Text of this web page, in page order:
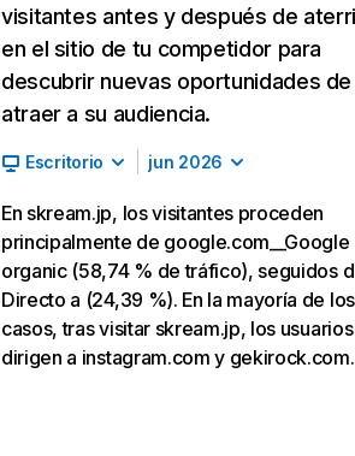
visitantes antes y después de
en el sitio de tu competidor para
descubrir nuevas oportunidades de
atraer a su audiencia.
Escritorio jun 2026
En skream.jp, los visitantes proceden
principalmente de google.com__Google
organic (58,74 % de tráfico), seguidos
Directo a (24,39 %). En la mayoría de los
casos, tras visitar skream.jp, los
dirigen a instagram.com y gekirock.com.